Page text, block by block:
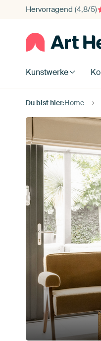
Hervorragend (4,8/5)
Kunstwerke
Du bist hier:Home